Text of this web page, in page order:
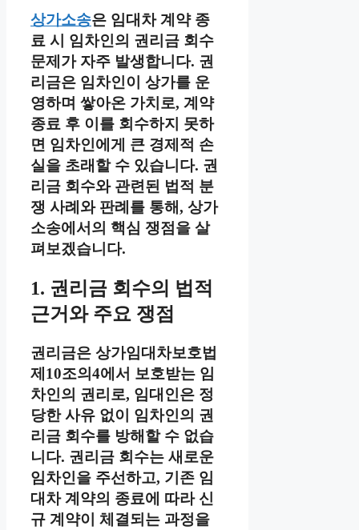
상가소송은 임대차 계약 종
료 시 임차인의 권리금 회수
문제가 자주 발생합니다. 권
리금은 임차인이 상가를 운
영하며 쌓아온 가치로, 계약
종료 후 이를 회수하지 못하
면 임차인에게 큰 경제적 손
실을 초래할 수 있습니다. 권
리금 회수와 관련된 법적 분
쟁 사례와 판례를 통해, 상가
소송에서의 핵심 쟁점을 살
펴보겠습니다.
1. 권리금 회수의 법적
근거와 주요 쟁점
권리금은 상가임대차보호법
제10조의4에서 보호받는 임
차인의 권리로, 임대인은 정
당한 사유 없이 임차인의 권
리금 회수를 방해할 수 없습
니다. 권리금 회수는 새로운
임차인을 주선하고, 기존 임
대차 계약의 종료에 따라 신
규 계약이 체결되는 과정을